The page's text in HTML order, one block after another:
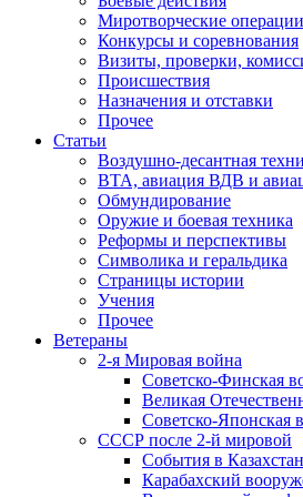
Миротворческие операции
Конкурсы и соревнования
Визиты, проверки,
Происшествия
Назначения и отставки
Прочее
Статьи
Воздушно-десантная
ВТА, авиация ВДВ и
Обмундирование
Оружие и боевая техника
Реформы и перспективы
Символика и геральдика
Страницы истории
Учения
Прочее
Ветераны
2-я Мировая война
Советско-Финская
Великая
Советско-Японская
СССР после 2-й мировой
События в
Карабахский